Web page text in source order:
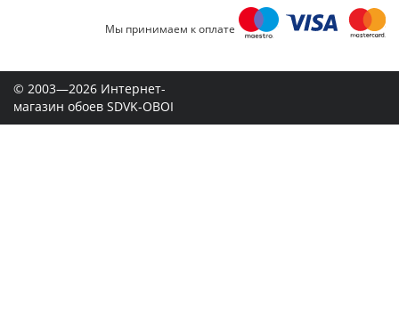
Мы принимаем к оплате
© 2003—2026 Интернет-
магазин обоев SDVK-OBOI